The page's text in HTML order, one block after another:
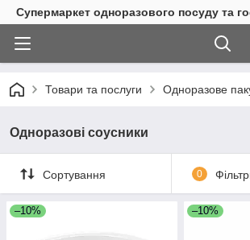
Супермаркет одноразового посуду та
Товари та послуги Одноразове
Одноразові соусники
Сортування 0
–10% –10%